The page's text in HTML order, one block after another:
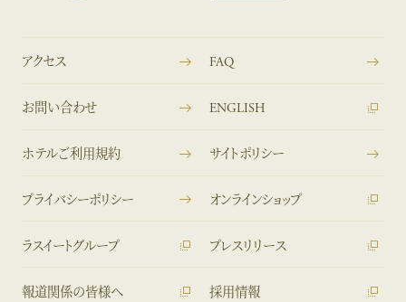
アクセス FAQ
お問い合わせ ENGLISH
ホテルご利用規約 サイトポリシー
プライバシーポリシー オンラインショップ
ラスイートグループ プレスリリース
報道関係の皆様へ 採用情報